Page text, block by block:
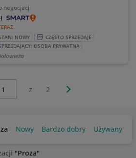
negocjacji
NOWY
CZĘSTO SPRZEDAJE
OSOBA PRYWATNA
z 2 Następna strona
Nowy Bardzo dobry Używany
"Proza"